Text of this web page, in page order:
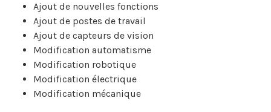
Ajout de nouvelles fonctions
Ajout de postes de travail
Ajout de capteurs de vision
Modification automatisme
Modification robotique
Modification électrique
Modification mécanique